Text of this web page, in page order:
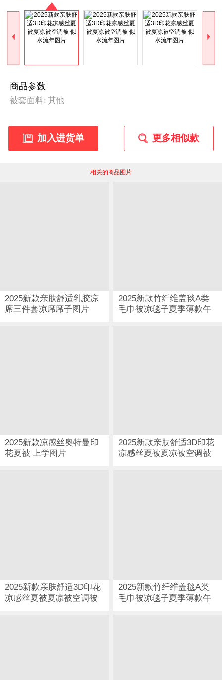
商品参数
被套面料: 其他
加入进货单 更多相似款
相关的商品图片
2025新款亲肤舒适乳胶凉
席三件套凉席席子图片
2025新款竹纤维盖毯A类
毛巾被凉毯子夏季薄款午
2025新款凉感丝奥特曼印
花夏被 上学图片
2025新款亲肤舒适3D印花
凉感丝夏被夏凉被空调被
2025新款亲肤舒适3D印花
凉感丝夏被夏凉被空调被
2025新款竹纤维盖毯A类
毛巾被凉毯子夏季薄款午